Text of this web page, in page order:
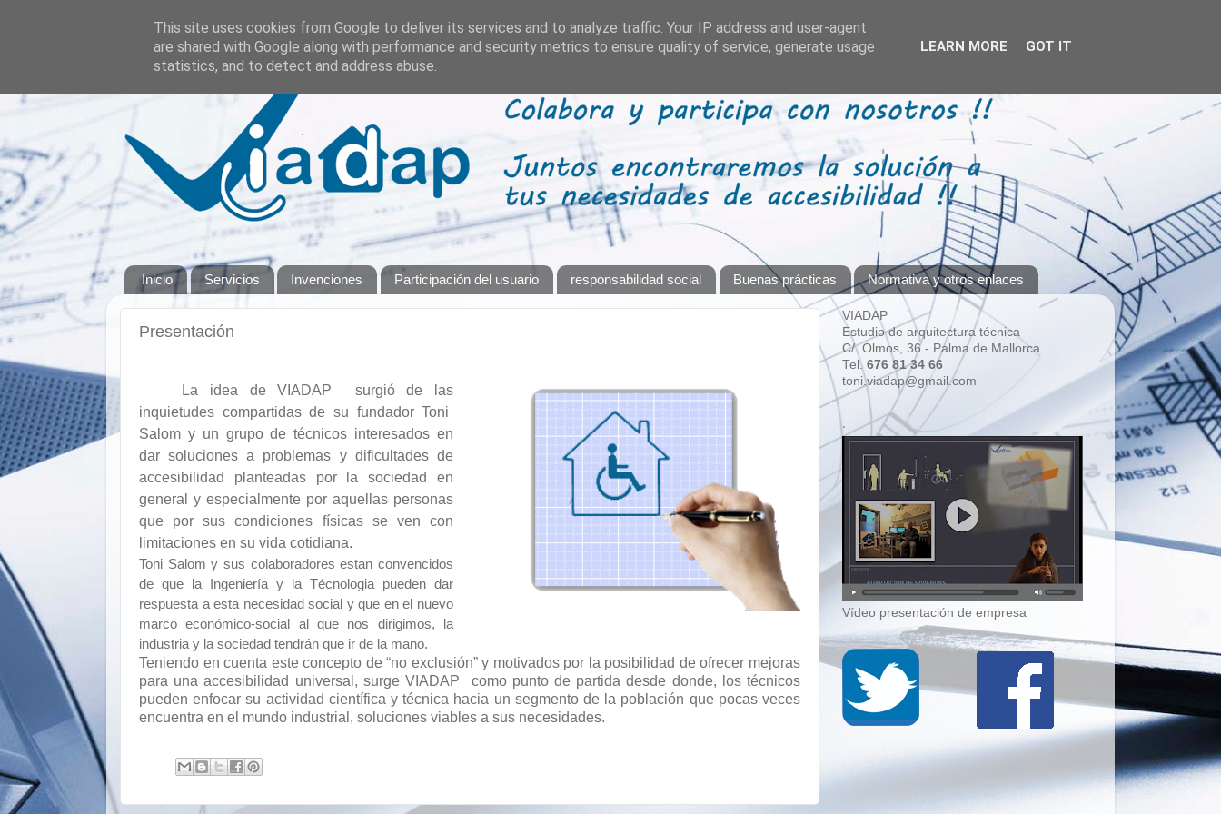
Inicio Servicios Invenciones Participación del usuario responsabilidad social Buenas prácticas Normativa y otros enlaces
Presentación
La idea de VIADAP surgióde las
inquietudes compartidas de su fundador Toni
Salom y un grupo de técnicos interesados en
dar soluciones a problemas y dificultades de
accesibilidad planteadas por la sociedad en
general y especialmente por aquellas personas
que por sus condiciones físicas se ven con
limitaciones en su vida cotidiana.
Toni Salom y sus colaboradores estan convencidos
de que la Ingeniería y la Técnologia pueden dar
respuesta a esta necesidad social y que en el nuevo
marco económico-social al que nos dirigimos, la
industria y la sociedad tendrán que ir de la mano.
Teniendo en cuenta este concepto de “no exclusión” y motivados por la posibilidad de ofrecer mejoras
para una accesibilidad universal, surge VIADAP como punto de partida desde donde, los técnicos
pueden enfocar su actividad científica y técnica hacia un segmento de la población que pocas veces
encuentra en el mundo industrial, soluciones viables a sus necesidades.
VIADAP
Estudio de arquitectura técnica
C/. Olmos, 36 - Palma de Mallorca
Tel. 676 81 34 66
toni.viadap@gmail.com
.
Vídeo presentación de empresa
This site uses cookies from Google to deliver its services and to analyze traffic. Your IP address and user-agent
are shared with Google along with performance and security metrics to ensure quality of service, generate usage
statistics, and to detect and address abuse.
LEARN MORE GOT IT